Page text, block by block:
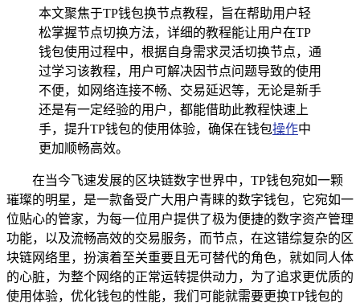
本文聚焦于TP钱包换节点教程，旨在帮助用户轻
松掌握节点切换方法，详细的教程能让用户在TP
钱包使用过程中，根据自身需求灵活切换节点，通
过学习该教程，用户可解决因节点问题导致的使用
不便，如网络连接不畅、交易延迟等，无论是新手
还是有一定经验的用户，都能借助此教程快速上
手，提升TP钱包的使用体验，确保在钱包操作中
更加顺畅高效。
在当今飞速发展的区块链数字世界中，TP钱包宛如一颗
璀璨的明星，是一款备受广大用户青睐的数字钱包，它宛如一
位贴心的管家，为每一位用户提供了极为便捷的数字资产管理
功能，以及流畅高效的交易服务，而节点，在这错综复杂的区
块链网络里，扮演着至关重要且无可替代的角色，就如同人体
的心脏，为整个网络的正常运转提供动力，为了追求更优质的
使用体验，优化钱包的性能，我们可能就需要更换TP钱包的